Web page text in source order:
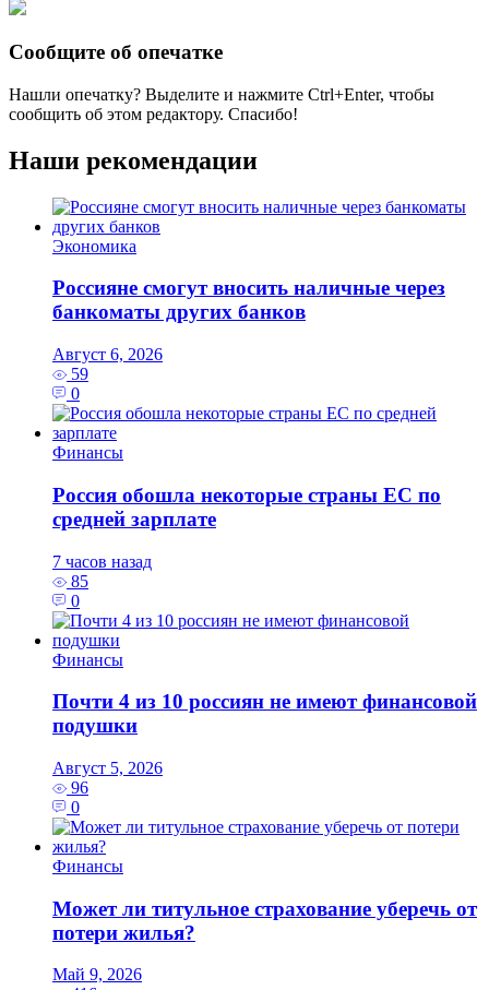
Сообщите об опечатке
Нашли опечатку? Выделите и нажмите Ctrl+Enter, чтобы
сообщить об этом редактору. Спасибо!
Наши рекомендации
Экономика
Россияне смогут вносить наличные через
банкоматы других банков
Август 6, 2026
59
0
Финансы
Россия обошла некоторые страны ЕС по
средней зарплате
7 часов назад
85
0
Финансы
Почти 4 из 10 россиян не имеют финансовой
подушки
Август 5, 2026
96
0
Финансы
Может ли титульное страхование уберечь от
потери жилья?
Май 9, 2026